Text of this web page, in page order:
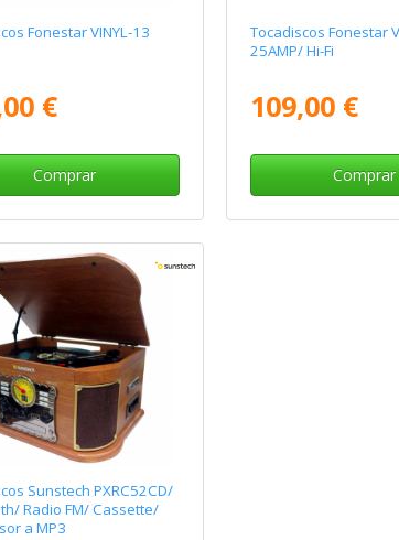
Fonestar VINYL-13
€
Comprar
Tocadiscos Fonestar
25AMP/ Hi-Fi
109,00 €
Comprar
Sunstech PXRC52CD/
Radio FM/ Cassette/
a MP3